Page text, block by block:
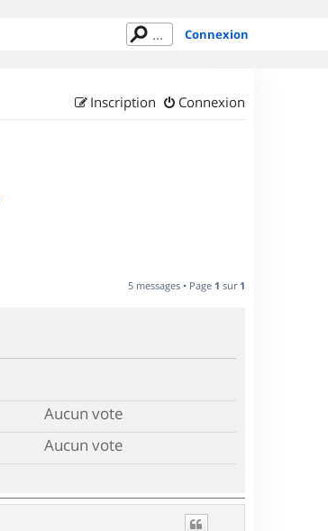
Connexion
Connexion
Inscription
5 messages • Page 1 sur 1
Aucun vote
Aucun vote